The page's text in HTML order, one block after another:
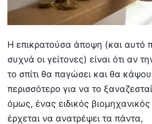
Η επικρατούσα άποψη (και αυτό
συχνά οι γείτονες) είναι ότι αν
το σπίτι θα παγώσει και θα
περισσότερο για να το
όμως, ένας ειδικός
έρχεται να ανατρέψει τα πάντα,